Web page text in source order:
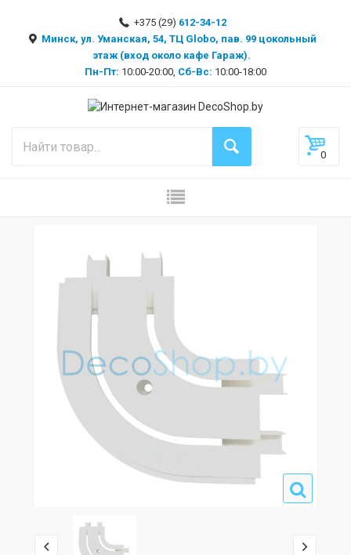
+375 (29) 612-34-12
Минск, ул. Уманская, 54, ТЦ Globo, пав. 99 цокольный
этаж (вход около кафе Гараж).
Пн-Пт: 10:00-20:00, Сб-Вс: 10:00-18:00
0